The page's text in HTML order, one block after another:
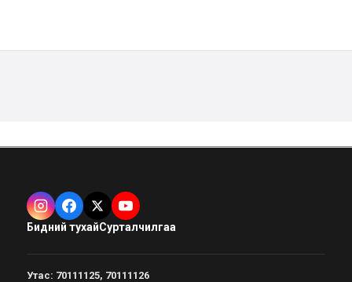
Бидний тухайСурталчилгаа
Утас: 70111125, 70111126